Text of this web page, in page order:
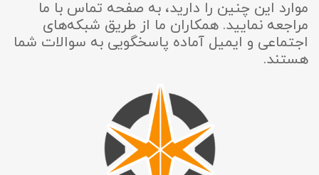
موارد این چنین را دارید، به صفحه تماس با ما
مراجعه نمایید. همکاران ما از طریق شبکه‌های
اجتماعی و ایمیل آماده پاسخگویی به سوالات شما
هستند.